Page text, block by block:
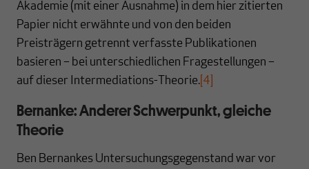
Akademie (mit einer Ausnahme) in dem hier zitierten
Papier nicht erwähnte und von den beiden
Preisträgern getrennt verfasste Publikationen
basieren – bei unterschiedlichen Fragestellungen –
auf dieser Intermediations-Theorie. [4]
Bernanke: Anderer Schwerpunkt, gleiche
Theorie
Ben Bernankes Untersuchungsgegenstand war vor